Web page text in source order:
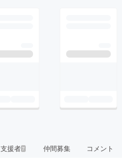
支援者7 仲間募集 コメント